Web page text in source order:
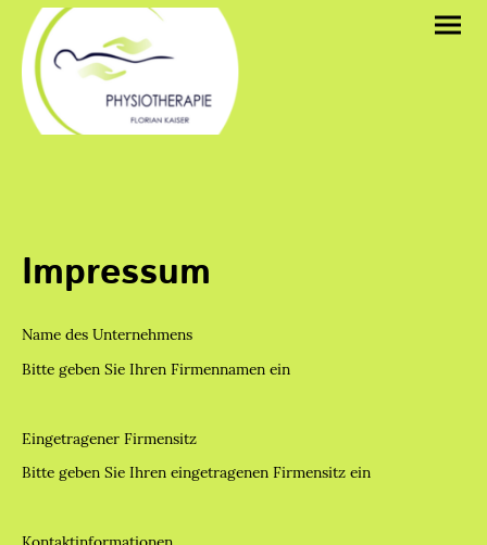
Impressum
Name des Unternehmens
Bitte geben Sie Ihren Firmennamen ein
Eingetragener Firmensitz
Bitte geben Sie Ihren eingetragenen Firmensitz ein